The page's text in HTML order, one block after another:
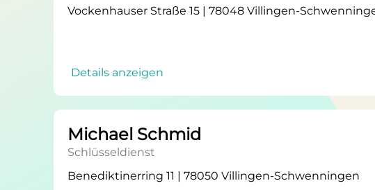
Vockenhauser Straße 15 | 78048 Villingen-
Details anzeigen
Michael Schmid
Schlüsseldienst
Benediktinerring 11 | 78050 Villingen-Schwenningen